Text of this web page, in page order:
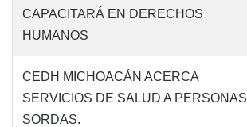
CAPACITARÁ EN DERECHOS
HUMANOS
CEDH MICHOACÁN ACERCA
SERVICIOS DE SALUD A PERSONAS
SORDAS.